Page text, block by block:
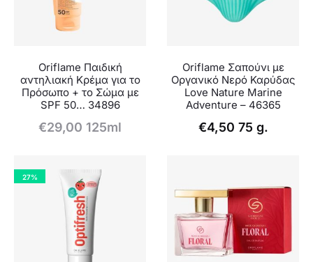
Oriflame Παιδική
αντηλιακή Κρέμα για το
Πρόσωπο + το Σώμα με
SPF 50… 34896
€29,00 125ml
Oriflame Σαπούνι με
Οργανικό Νερό Καρύδας
Love Nature Marine
Adventure – 46365
€4,50 75 g.
27%